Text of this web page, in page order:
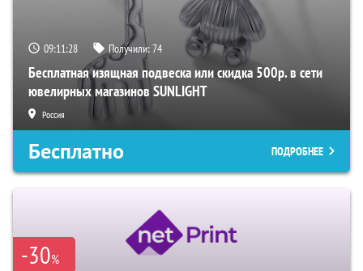
09:11:27 Получили:74
Бесплатная изящная подвеска или скидка 500р. в сети
ювелирных магазинов SUNLIGHT
Россия
Бесплатно ПОДРОБНЕЕ
-30%